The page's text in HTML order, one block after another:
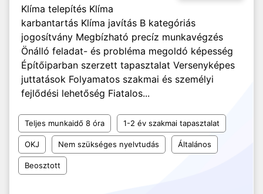
Klíma telepítés Klíma
karbantartás Klíma javítás B kategóriás
jogosítvány Megbízható precíz munkavégzés
Önálló feladat- és probléma megoldó képesség
Építőiparban szerzett tapasztalat Versenyképes
juttatások Folyamatos szakmai és személyi
fejlődési lehetőség Fiatalos...
Teljes munkaidő 8 óra 1-2 év szakmai tapasztalat
OKJ Nem szükséges nyelvtudás Általános
Beosztott